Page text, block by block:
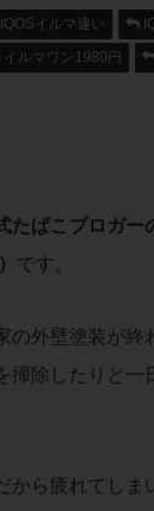
イルマ違い
イルマワン1980円
たばこブロガー
） です。
の外壁塗装が終
掃除したりと一
から疲れてしま